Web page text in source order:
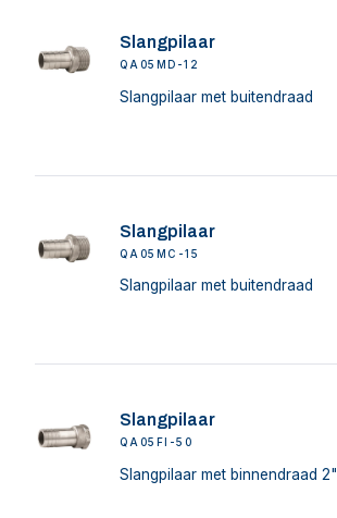
Slangpilaar
QA05MD-12
Slangpilaar met buitendraad
Slangpilaar
QA05MC-15
Slangpilaar met buitendraad
Slangpilaar
QA05FI-50
Slangpilaar met binnendraad 2"